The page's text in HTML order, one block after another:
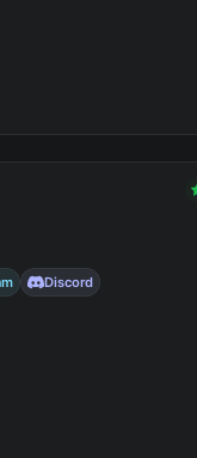
Discord